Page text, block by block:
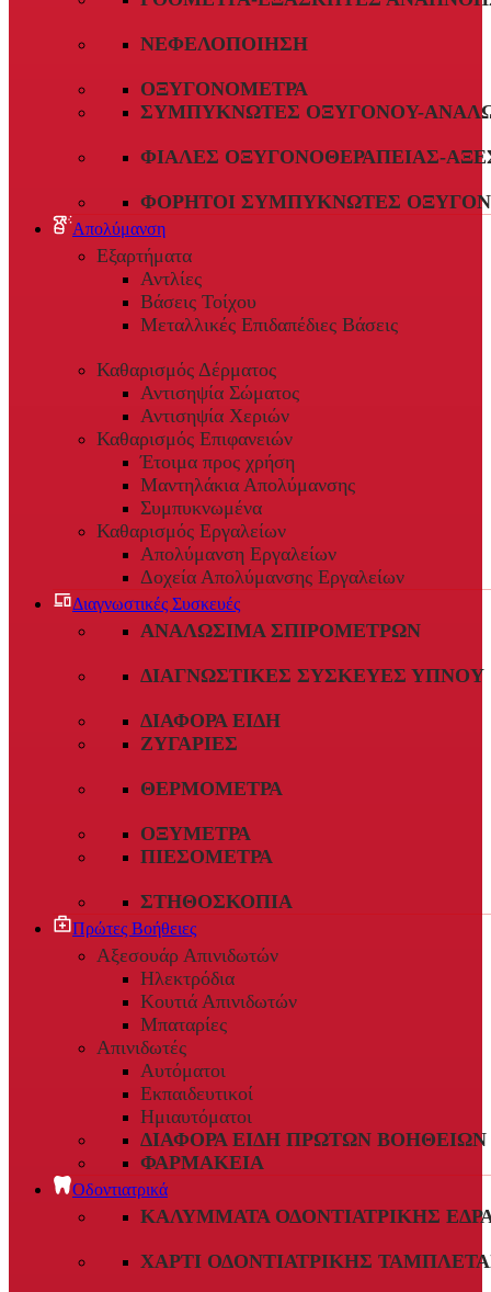
ΝΕΦΕΛΟΠΟΊΗΣΗ
ΟΞΥΓΟΝΌΜΕΤΡΑ
ΣΥΜΠΥΚΝΩΤΈΣ ΟΞΥΓΌΝΟΥ-
ΦΙΆΛΕΣ ΟΞΥΓΟΝΟΘΕΡΑΠΕΊΑΣ-
ΦΟΡΗΤΟΊ ΣΥΜΠΥΚΝΩΤΈΣ
Απολύμανση
Εξαρτήματα
Αντλίες
Βάσεις Τοίχου
Μεταλλικές Επιδαπέδιες Βάσεις
Καθαρισμός Δέρματος
Αντισηψία Σώματος
Αντισηψία Χεριών
Καθαρισμός Επιφανειών
Έτοιμα προς χρήση
Μαντηλάκια Απολύμανσης
Συμπυκνωμένα
Καθαρισμός Εργαλείων
Απολύμανση Εργαλείων
Δοχεία Απολύμανσης Εργαλείων
Διαγνωστικές Συσκευές
ΑΝΑΛΏΣΙΜΑ ΣΠΙΡΟΜΈΤΡΩΝ
ΔΙΑΓΝΩΣΤΙΚΈΣ ΣΥΣΚΕΥΈΣ ΎΠΝΟΥ
ΔΙΆΦΟΡΑ ΕΊΔΗ
ΖΥΓΑΡΙΈΣ
ΘΕΡΜΌΜΕΤΡΑ
ΟΞΎΜΕΤΡΑ
ΠΙΕΣΌΜΕΤΡΑ
ΣΤΗΘΟΣΚΌΠΙΑ
Πρώτες Βοήθειες
Αξεσουάρ Απινιδωτών
Ηλεκτρόδια
Κουτιά Απινιδωτών
Μπαταρίες
Απινιδωτές
Αυτόματοι
Εκπαιδευτικοί
Ημιαυτόματοι
ΔΙΆΦΟΡΑ ΕΊΔΗ ΠΡΏΤΩΝ ΒΟΗΘΕΙΏΝ
ΦΑΡΜΑΚΕΊΑ
Οδοντιατρικά
ΚΑΛΎΜΜΑΤΑ ΟΔΟΝΤΙΑΤΡΙΚΉΣ
ΧΑΡΤΊ ΟΔΟΝΤΙΑΤΡΙΚΉΣ